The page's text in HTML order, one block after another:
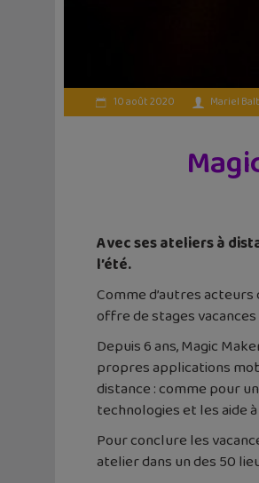
10 août 2020 Mariel
Avec ses ateliers à
l’été.
Comme d’autres
offre de stages
Depuis 6 ans, Magic
propres applications
distance : comme pour
technologies et les aide
Pour conclure les
atelier dans un des 50